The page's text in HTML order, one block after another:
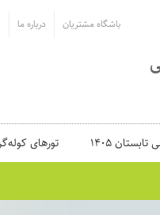
باشگاه مشتریان درباره ما
1405 تورهای